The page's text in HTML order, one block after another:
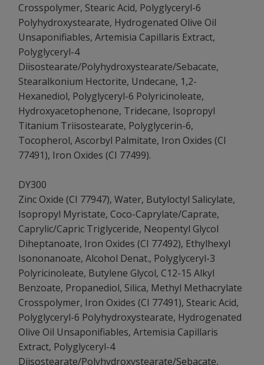
Crosspolymer, Stearic Acid, Polyglyceryl-6
Polyhydroxystearate, Hydrogenated Olive Oil
Unsaponifiables, Artemisia Capillaris Extract,
Polyglyceryl-4
Diisostearate/Polyhydroxystearate/Sebacate,
Stearalkonium Hectorite, Undecane, 1,2-
Hexanediol, Polyglyceryl-6 Polyricinoleate,
Hydroxyacetophenone, Tridecane, Isopropyl
Titanium Triisostearate, Polyglycerin-6,
Tocopherol, Ascorbyl Palmitate, Iron Oxides (CI
77491), Iron Oxides (CI 77499).
DY300
Zinc Oxide (CI 77947), Water, Butyloctyl Salicylate,
Isopropyl Myristate, Coco-Caprylate/Caprate,
Caprylic/Capric Triglyceride, Neopentyl Glycol
Diheptanoate, Iron Oxides (CI 77492), Ethylhexyl
Isononanoate, Alcohol Denat., Polyglyceryl-3
Polyricinoleate, Butylene Glycol, C12-15 Alkyl
Benzoate, Propanediol, Silica, Methyl Methacrylate
Crosspolymer, Iron Oxides (CI 77491), Stearic Acid,
Polyglyceryl-6 Polyhydroxystearate, Hydrogenated
Olive Oil Unsaponifiables, Artemisia Capillaris
Extract, Polyglyceryl-4
Diisostearate/Polyhydroxystearate/Sebacate,